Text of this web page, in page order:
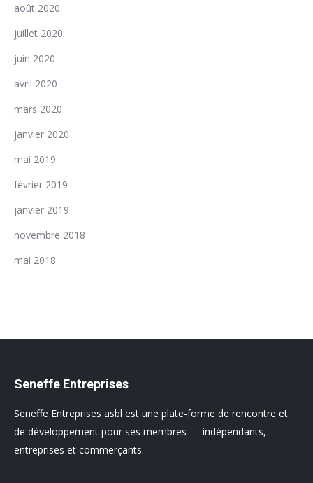
août 2020
juillet 2020
juin 2020
avril 2020
mars 2020
janvier 2020
mai 2019
février 2019
janvier 2019
novembre 2018
mai 2018
Seneffe Entreprises
Seneffe Entreprises asbl est une plate-forme de rencontre et
de développement pour ses membres — indépendants,
entreprises et commerçants.